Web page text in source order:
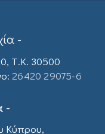
-
Τ.Κ. 30500
26420 29075-6
-
Κύπρου,